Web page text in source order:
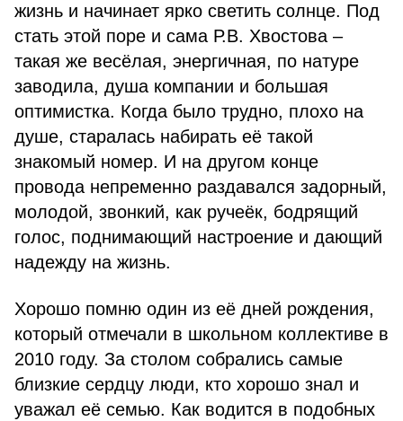
жизнь и начинает ярко светить солнце. Под
стать этой поре и сама Р.В. Хвостова –
такая же весёлая, энергичная, по натуре
заводила, душа компании и большая
оптимистка. Когда было трудно, плохо на
душе, старалась набирать её такой
знакомый номер. И на другом конце
провода непременно раздавался задорный,
молодой, звонкий, как ручеёк, бодрящий
голос, поднимающий настроение и дающий
надежду на жизнь.
Хорошо помню один из её дней рождения,
который отмечали в школьном коллективе в
2010 году. За столом собрались самые
близкие сердцу люди, кто хорошо знал и
уважал её семью. Как водится в подобных